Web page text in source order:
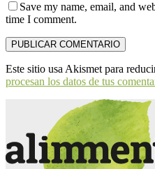
Save my name, email, and
time I comment.
Este sitio usa Akismet para
procesan los datos de tus